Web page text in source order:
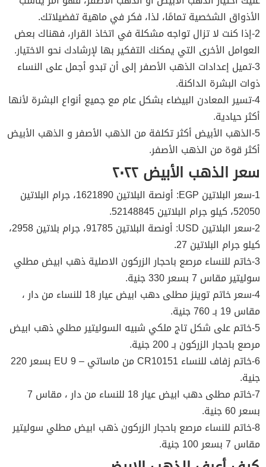
الأذواق الشخصية تمامًا، لذا، فكر في ماهية تفضيلاتك.
2-إذا كنت لا تزال تواجه مشكلة في اتخاذ القرار، فهناك بعض
العوامل الأخرى التي يمكنك التفكير بها لإرشادك نحو الاختيار.
3-تميل إعدادات الذهب الأصفر إلى أن تبدو أجمل على النساء
ذوات البشرة الداكنة.
4-تسير المعادن البيضاء بشكل عام مع جميع أنواع البشرة لأنها
أكثر حيادية.
5-الذهب الأبيض أكثر تكلفة من الذهب الأصفر و الذهب الأبيض
أكثر قوة من الذهب الأصفر.
سعر الذهب الأبيض ٢٠٢٢
1-سعر البلاتين EGP: أونصة البلاتين 1621890، جرام البلاتين
52050، كيلو جرام البلاتين 52148845.
2-سعر البلاتين USD: أونصة البلاتين 91785، جرام بلاتين 2958،
كيلو جرام البلاتين 27.
3-خاتم للنساء مرصع باحجار الزركون الاصلية ذهب ابيض مطلي
سوليتير مقاس 7 بسعر 330 جنية.
4-سعر خاتم توينز مطلى دهب ابيض عيار 18 للنساء من دار ،
مقاس 19 بـ 760 جنية.
5-خاتم على شكل تاج ملكي شبيه السوليتير مطلي ذهب ابيض
مرصع باحجار الزركون بـ 200 جنية.
6-خاتم زفاف للنساء CR10151 من ماساتي – 9 EU بسعر 220
جنية.
7-خاتم مطلى دهب ابيض عيار 18 للنساء من دار ، مقاس 7
بسعر 60 جنية.
8-خاتم للنساء مرصع باحجار الزركون ذهب ابيض مطلي سوليتير
مقاس 7 بسعر 100 جنية.